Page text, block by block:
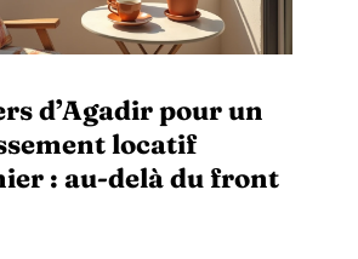
d’Agadir pour un
locatif
: au-delà du front